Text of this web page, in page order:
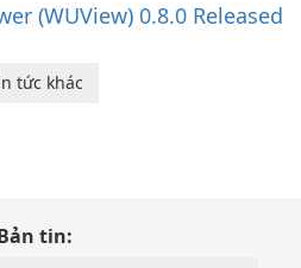
(WUView) 0.8.0 Released
tức khác
tin: